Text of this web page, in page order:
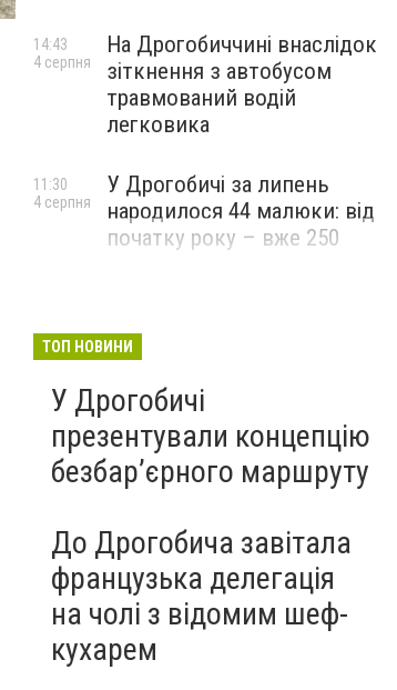
На Дрогобиччині внаслідок
зіткнення з автобусом
травмований водій
легковика
14:43
4 серпня
У Дрогобичі за липень
народилося 44 малюки: від
початку року – вже 250
11:30
4 серпня
ТОП НОВИНИ
У Дрогобичі
презентували концепцію
безбар’єрного маршруту
До Дрогобича завітала
французька делегація
на чолі з відомим шеф-
кухарем